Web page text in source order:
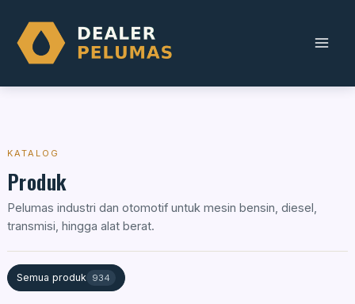
content
KATALOG
Produk
Pelumas industri dan otomotif untuk mesin bensin, diesel,
transmisi, hingga alat berat.
Semua produk 934